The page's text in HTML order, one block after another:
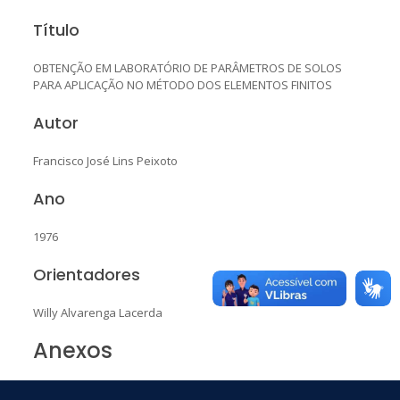
Título
OBTENÇÃO EM LABORATÓRIO DE PARÂMETROS DE SOLOS
PARA APLICAÇÃO NO MÉTODO DOS ELEMENTOS FINITOS
Autor
Francisco José Lins Peixoto
Ano
1976
Orientadores
Willy Alvarenga Lacerda
Anexos